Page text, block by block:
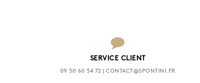
SERVICE CLIENT
09 50 60 54 72 | CONTACT@SPONTINI.FR